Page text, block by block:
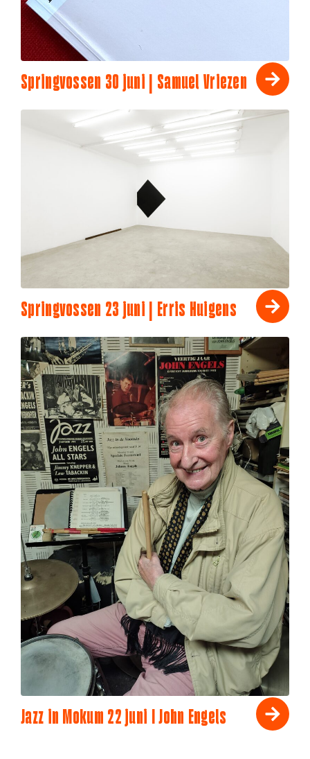
Springvossen 30 juni | Samuel Vriezen
Springvossen 23 juni | Erris Huigens
Jazz in Mokum 22 juni I John Engels